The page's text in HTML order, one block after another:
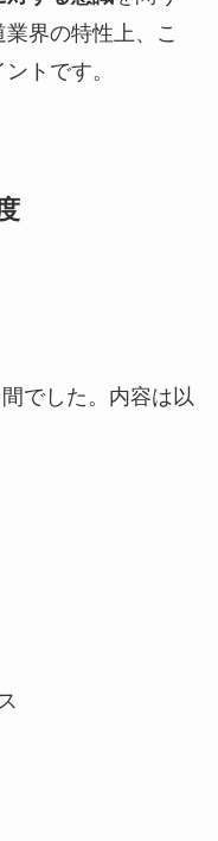
界の特性上、こ
トです。
でした。内容は以